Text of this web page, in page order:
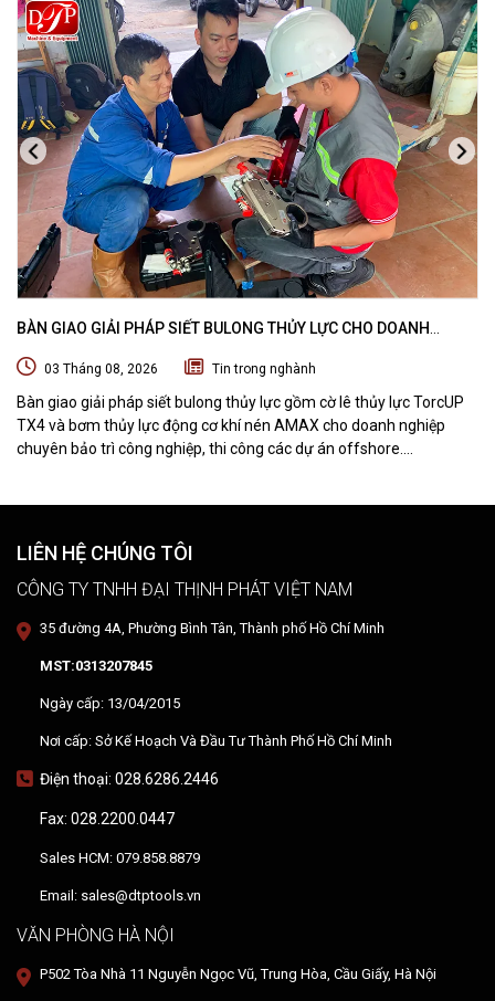
BÀN GIAO GIẢI PHÁP SIẾT BULONG THỦY LỰC CHO DOANH
03 Tháng 08, 2026 Tin trong nghành
Bàn giao giải pháp siết bulong thủy lực gồm cờ lê thủy lực TorcUP
TX4 và bơm thủy lực động cơ khí nén AMAX cho doanh nghiệp
chuyên bảo trì công nghiệp, thi công các dự án offshore.
LIÊN HỆ CHÚNG TÔI
CÔNG TY TNHH ĐẠI THỊNH PHÁT VIỆT NAM
35 đường 4A, Phường Bình Tân, Thành phố Hồ Chí Minh
MST:0313207845
Ngày cấp: 13/04/2015
Nơi cấp: Sở Kế Hoạch Và Đầu Tư Thành Phố Hồ Chí Minh
Điện thoại: 028.6286.2446
Fax: 028.2200.0447
Sales HCM: 079.858.8879
Email: sales@dtptools.vn
VĂN PHÒNG HÀ NỘI
P502 Tòa Nhà 11 Nguyễn Ngọc Vũ, Trung Hòa, Cầu Giấy, Hà Nội